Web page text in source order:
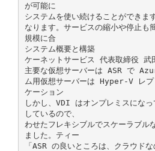
が可能に
システムを使い続けることができます
なります。サービスの縮小や停止も
規模に合
システム概要と構築
ケーネットサービス 代表取締役 武
主要な仮想サーバーは ASR で
ム用仮想サーバーは Hyper-V レプ
ケーション
しかし、VDI はオンプレミスにな
しているので、
わせたフレキシブルでスケーラブ
ました。ティー
「ASR の良いところは、クラウド